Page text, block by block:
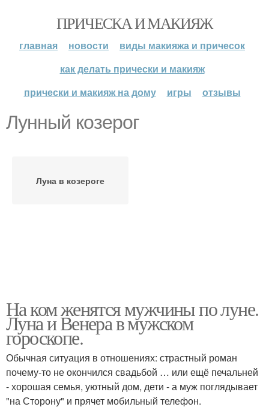
ПРИЧЕСКА И МАКИЯЖ
главная новости
виды макияжа и причесок
как делать прически и макияж
прически и макияж на дому
игры отзывы
Лунный козерог
Луна в козероге
На ком женятся мужчины по луне.
Луна и Венера в мужском
гороскопе.
Обычная ситуация в отношениях: страстный роман
почему-то не окончился свадьбой … или ещё печальней
- хорошая семья, уютный дом, дети - а муж поглядывает
"на Сторону" и прячет мобильный телефон.